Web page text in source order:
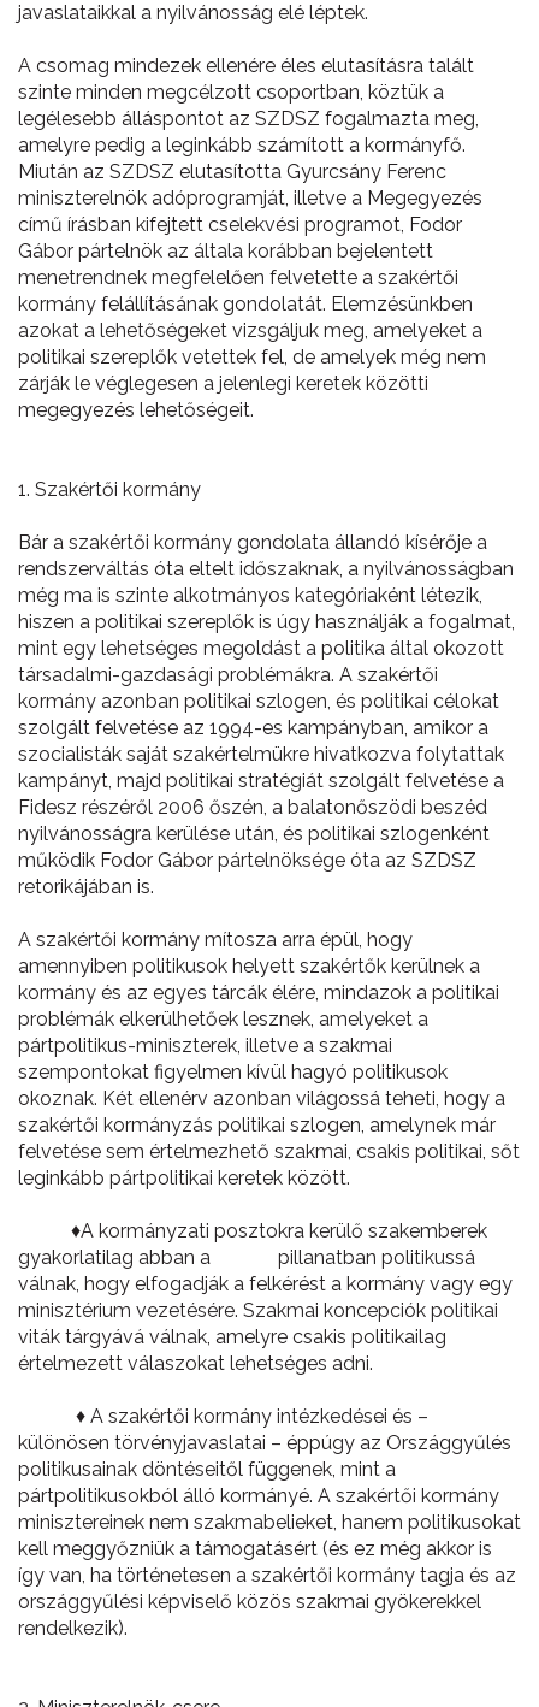
javaslataikkal a nyilvánosság elé léptek.
A csomag mindezek ellenére éles elutasításra talált
szinte minden megcélzott csoportban, köztük a
legélesebb álláspontot az SZDSZ fogalmazta meg,
amelyre pedig a leginkább számított a kormányfő.
Miután az SZDSZ elutasította Gyurcsány Ferenc
miniszterelnök adóprogramját, illetve a Megegyezés
című írásban kifejtett cselekvési programot, Fodor
Gábor pártelnök az általa korábban bejelentett
menetrendnek megfelelően felvetette a szakértői
kormány felállításának gondolatát. Elemzésünkben
azokat a lehetőségeket vizsgáljuk meg, amelyeket a
politikai szereplők vetettek fel, de amelyek még nem
zárják le véglegesen a jelenlegi keretek közötti
megegyezés lehetőségeit.
1. Szakértői kormány
Bár a szakértői kormány gondolata állandó kísérője a
rendszerváltás óta eltelt időszaknak, a nyilvánosságban
még ma is szinte alkotmányos kategóriaként létezik,
hiszen a politikai szereplők is úgy használják a fogalmat,
mint egy lehetséges megoldást a politika által okozott
társadalmi-gazdasági problémákra. A szakértői
kormány azonban politikai szlogen, és politikai célokat
szolgált felvetése az 1994-es kampányban, amikor a
szocialisták saját szakértelmükre hivatkozva folytattak
kampányt, majd politikai stratégiát szolgált felvetése a
Fidesz részéről 2006 őszén, a balatonőszödi beszéd
nyilvánosságra kerülése után, és politikai szlogenként
működik Fodor Gábor pártelnöksége óta az SZDSZ
retorikájában is.
A szakértői kormány mítosza arra épül, hogy
amennyiben politikusok helyett szakértők kerülnek a
kormány és az egyes tárcák élére, mindazok a politikai
problémák elkerülhetőek lesznek, amelyeket a
pártpolitikus-miniszterek, illetve a szakmai
szempontokat figyelmen kívül hagyó politikusok
okoznak. Két ellenérv azonban világossá teheti, hogy a
szakértői kormányzás politikai szlogen, amelynek már
felvetése sem értelmezhető szakmai, csakis politikai, sőt
leginkább pártpolitikai keretek között.
♦A kormányzati posztokra kerülő szakemberek
gyakorlatilag abban a pillanatban politikussá
válnak, hogy elfogadják a felkérést a kormány vagy egy
minisztérium vezetésére. Szakmai koncepciók politikai
viták tárgyává válnak, amelyre csakis politikailag
értelmezett válaszokat lehetséges adni.
♦ A szakértői kormány intézkedései és –
különösen törvényjavaslatai – éppúgy az Országgyűlés
politikusainak döntéseitől függenek, mint a
pártpolitikusokból álló kormányé. A szakértői kormány
minisztereinek nem szakmabelieket, hanem politikusokat
kell meggyőzniük a támogatásért (és ez még akkor is
így van, ha történetesen a szakértői kormány tagja és az
országgyűlési képviselő közös szakmai gyökerekkel
rendelkezik).